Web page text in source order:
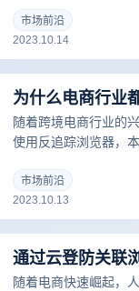
据的收集和使用。为
的人开始寻求隐私浏
息。在这一领域中，
市场前沿
2023.10.14
随着跨境电商行业的
使用反追踪浏览器，
市场前沿
2023.10.13
随着电商快速崛起，